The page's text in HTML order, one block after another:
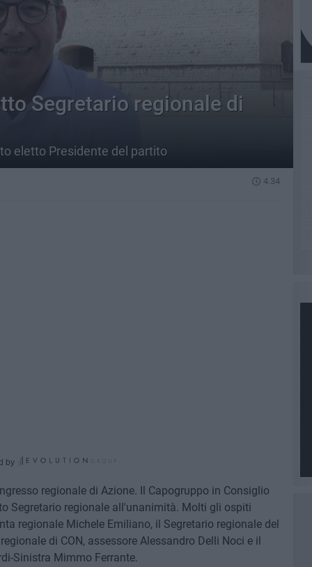
Segretario regionale di
eletto Presidente del partito
4.34
by
regionale di Azione. Il Capogruppo in Consiglio
Segretario regionale all'unanimità. Molti gli ospiti
regionale Michele Emiliano, il Segretario regionale del
di CON, assessore Alessandro Delli Noci e il
Sinistra Mimmo Ferrante.